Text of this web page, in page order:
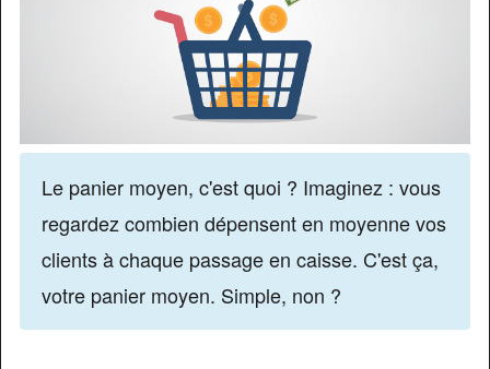
Le panier moyen, c'est quoi ? Imaginez : vous
regardez combien dépensent en moyenne vos
clients à chaque passage en caisse. C'est ça,
votre panier moyen. Simple, non ?